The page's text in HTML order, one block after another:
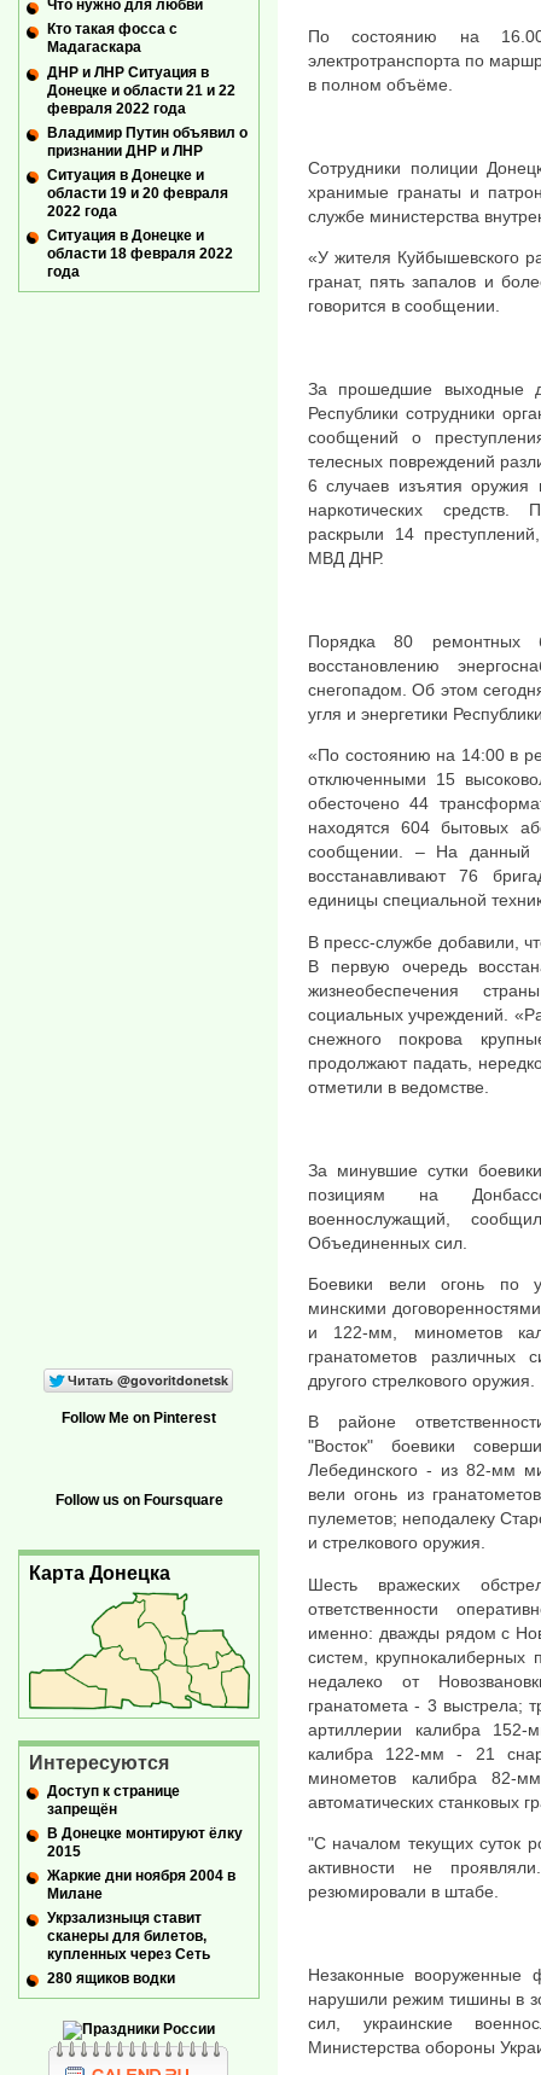
По состоянию на
электротранспорта по
в полном объёме.
Сотрудники полиции
хранимые гранаты и
службе министерства
«У жителя Куйбышевского
гранат, пять запалов и
говорится в сообщении.
За прошедшие выходные
Республики сотрудники
сообщений о
телесных повреждений
6 случаев изъятия
наркотических
раскрыли 14
МВД ДНР.
Порядка 80 ремонтных
восстановлению
снегопадом. Об этом
угля и энергетики
«По состоянию на 14:00 в
отключенными 15
обесточено 44
находятся 604 бытовых
сообщении. – На данный
восстанавливают 76
единицы специальной
В пресс-службе добавили,
В первую очередь
жизнеобеспечения
социальных учреждений.
снежного покрова
продолжают падать,
отметили в ведомстве.
За минувшие сутки
позициям на
военнослужащий,
Объединенных сил.
Боевики вели огонь по
минскими
и 122-мм, минометов
гранатометов различных
другого стрелкового оружия.
В районе
"Восток" боевики
Лебединского - из 82-мм
вели огонь из
пулеметов; неподалеку
и стрелкового оружия.
Шесть вражеских
ответственности
именно: дважды рядом с
систем, крупнокалиберных
недалеко от
гранатомета - 3 выстрела;
артиллерии калибра
калибра 122-мм - 21
минометов калибра
автоматических станковых
"С началом текущих суток
активности не
резюмировали в штабе.
Незаконные вооруженные
нарушили режим тишины в
сил, украинские
Министерства обороны
Что нужно для любви
Кто такая фосса с
Мадагаскара
ДНР и ЛНР Ситуация в
Донецке и области 21 и 22
февраля 2022 года
Владимир Путин объявил о
признании ДНР и ЛНР
Ситуация в Донецке и
области 19 и 20 февраля
2022 года
Ситуация в Донецке и
области 18 февраля 2022
года
Follow Me on Pinterest
Follow us on Foursquare
Карта Донецка
Интересуются
Доступ к странице
запрещён
В Донецке монтируют ёлку
2015
Жаркие дни ноября 2004 в
Милане
Укрзализныця ставит
сканеры для билетов,
купленных через Сеть
280 ящиков водки